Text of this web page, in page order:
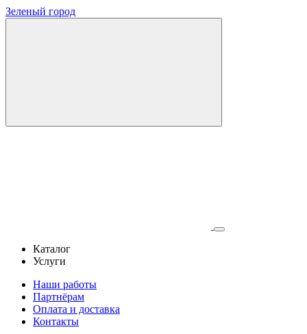
Зеленый город
Каталог
Услуги
Наши работы
Партнёрам
Оплата и доставка
Контакты